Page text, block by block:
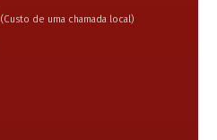
(Custo de uma chamada local)